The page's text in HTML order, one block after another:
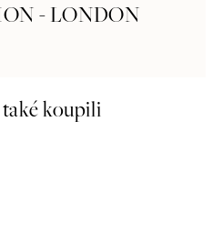
- LONDON
koupili